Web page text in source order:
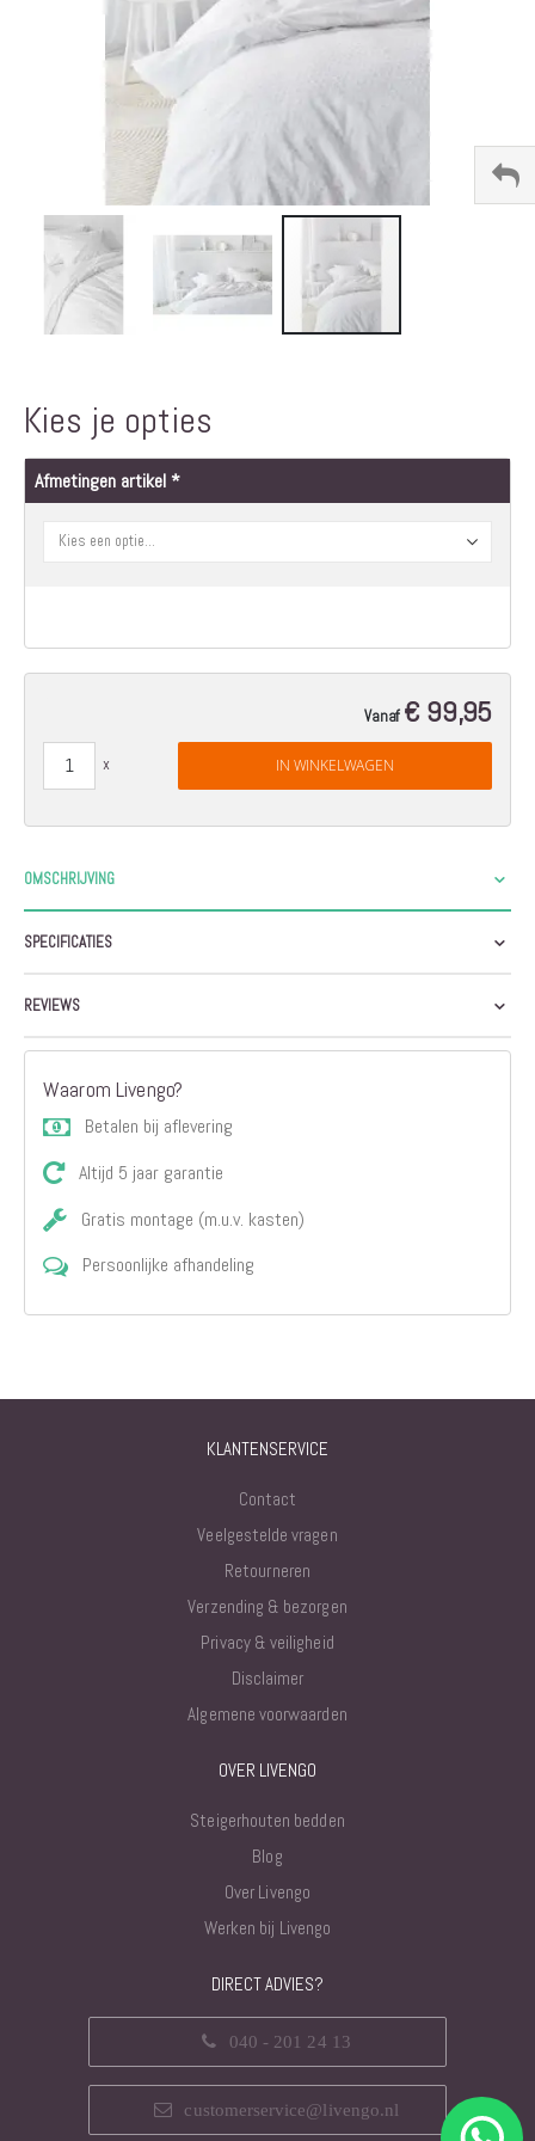
begin
de
afbeeldingen-
Kies je opties
Afmetingen artikel
Vanaf € 99,95
IN WINKELWAGEN
OMSCHRIJVING
SPECIFICATIES
REVIEWS
Waarom Livengo?
Betalen bij aflevering
Altijd 5 jaar garantie
Gratis montage (m.u.v. kasten)
Persoonlijke afhandeling
KLANTENSERVICE
Contact
Veelgestelde vragen
Retourneren
Verzending & bezorgen
Privacy & veiligheid
Disclaimer
Algemene voorwaarden
OVER LIVENGO
Steigerhouten bedden
Blog
Over Livengo
Werken bij Livengo
DIRECT ADVIES?
040 - 201 24 13
customerservice@livengo.nl